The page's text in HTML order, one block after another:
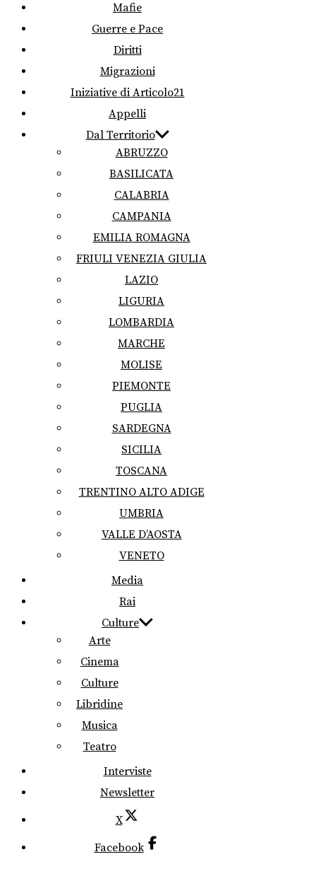
Mafie
Guerre e Pace
Diritti
Migrazioni
Iniziative di Articolo21
Appelli
Dal Territorio
ABRUZZO
BASILICATA
CALABRIA
CAMPANIA
EMILIA ROMAGNA
FRIULI VENEZIA GIULIA
LAZIO
LIGURIA
LOMBARDIA
MARCHE
MOLISE
PIEMONTE
PUGLIA
SARDEGNA
SICILIA
TOSCANA
TRENTINO ALTO ADIGE
UMBRIA
VALLE D’AOSTA
VENETO
Media
Rai
Culture
Arte
Cinema
Culture
Libridine
Musica
Teatro
Interviste
Newsletter
X
Facebook